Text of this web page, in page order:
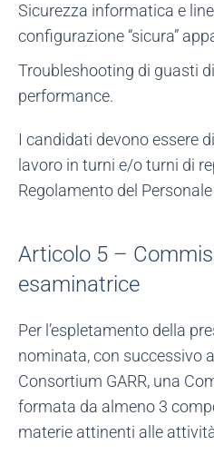
Sicurezza informatica e
configurazione “sicura”
Troubleshooting di guasti
performance.
I candidati devono essere
lavoro in turni e/o turni di
Regolamento del
Articolo 5 –
esaminatrice
Per l’espletamento della
nominata, con successivo
Consortium GARR, una
formata da almeno 3
materie attinenti alle